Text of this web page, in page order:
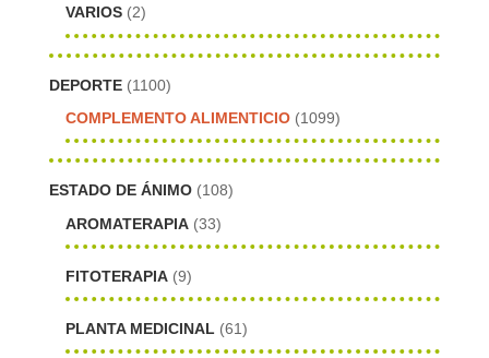
VARIOS (2)
DEPORTE (1100)
COMPLEMENTO ALIMENTICIO (1099)
ESTADO DE ÁNIMO (108)
AROMATERAPIA (33)
FITOTERAPIA (9)
PLANTA MEDICINAL (61)